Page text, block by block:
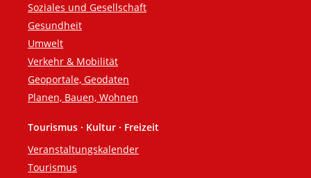
Soziales und Gesellschaft
Gesundheit
Umwelt
Verkehr & Mobilität
Geoportale, Geodaten
Planen, Bauen, Wohnen
Tourismus · Kultur · Freizeit
Veranstaltungskalender
Tourismus